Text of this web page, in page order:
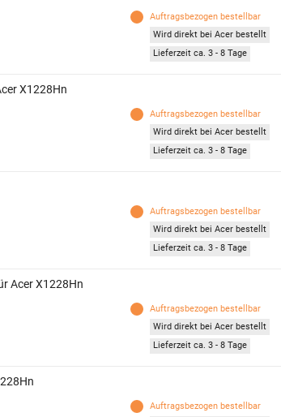
Auftragsbezogen bestellbar
Wird direkt bei Acer bestellt
Lieferzeit ca. 3 - 8 Tage
X1228Hn
Auftragsbezogen bestellbar
Wird direkt bei Acer bestellt
Lieferzeit ca. 3 - 8 Tage
Auftragsbezogen bestellbar
Wird direkt bei Acer bestellt
Lieferzeit ca. 3 - 8 Tage
Acer X1228Hn
Auftragsbezogen bestellbar
Wird direkt bei Acer bestellt
Lieferzeit ca. 3 - 8 Tage
Auftragsbezogen bestellbar